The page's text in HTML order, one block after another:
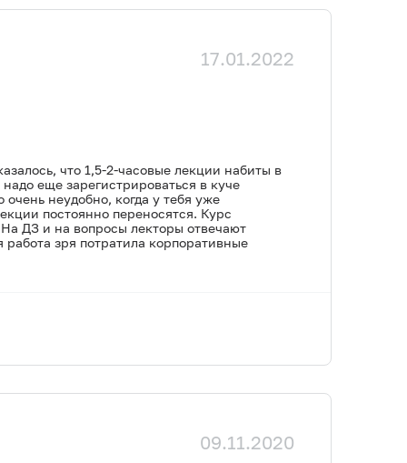
17.01.2022
что 1,5-2-часовые лекции набиты в
еще зарегистрироваться в куче
неудобно, когда у тебя уже
постоянно переносятся. Курс
ДЗ и на вопросы лекторы отвечают
зря потратила корпоративные
09.11.2020